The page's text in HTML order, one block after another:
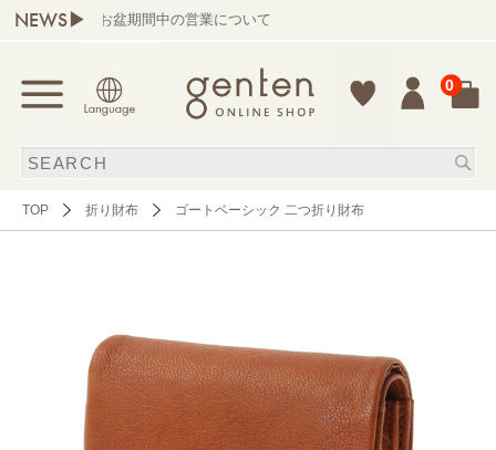
NEWS▶お盆期間中の営業について
0
TOP 折り財布 ゴートベーシック 二つ折り財布